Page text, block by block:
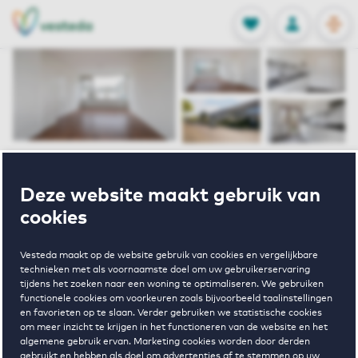
Deze website maakt gebruik van
cookies
Vesteda maakt op de website gebruik van cookies en vergelijkbare
technieken met als voornaamste doel om uw gebruikerservaring
tijdens het zoeken naar een woning te optimaliseren. We gebruiken
functionele cookies om voorkeuren zoals bijvoorbeeld taalinstellingen
en favorieten op te slaan. Verder gebruiken we statistische cookies
om meer inzicht te krijgen in het functioneren van de website en het
algemene gebruik ervan. Marketing cookies worden door derden
FAVORIETEN
Opgeslagen
INLOGGEN
NL
EN
Schuilenburg
Mignonpad 32
Amersfoort